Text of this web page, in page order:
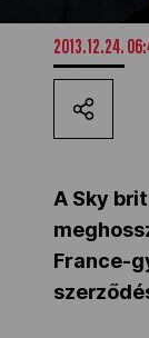
MOB
NOB
2013.12.24.
A Sky
France-